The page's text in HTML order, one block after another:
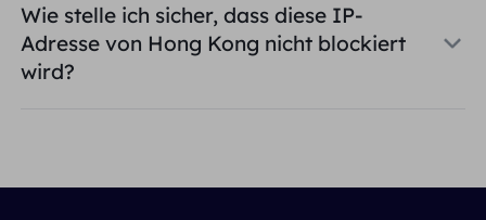
Wie stelle ich sicher, dass diese IP-
Adresse von Hong Kong nicht blockiert
wird?